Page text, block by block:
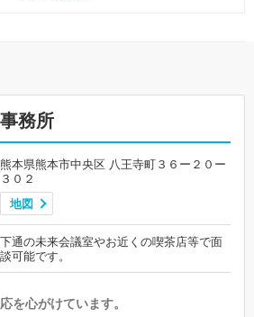
球磨村 (0)
務所
熊本県熊本市中央区 八王寺町３６ー２０ー
３０２
地図
下通の未来会議室やお近くの喫茶店等で面
談可能です。
を心がけています。